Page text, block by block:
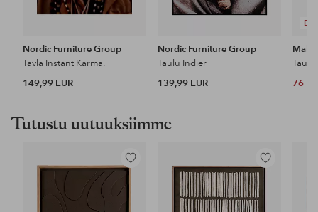
Nordic Furniture Group
Tavla Instant Karma.
149,99 EUR
Nordic Furniture Group
Taulu Indier
139,99 EUR
76
Tutustu uutuuksiimme
Lisää
Lisää
suosikkeihin